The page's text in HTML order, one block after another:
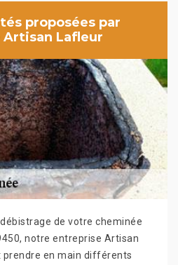
proposées par
Lafleur
de votre cheminée
notre entreprise Artisan
prendre en main différents